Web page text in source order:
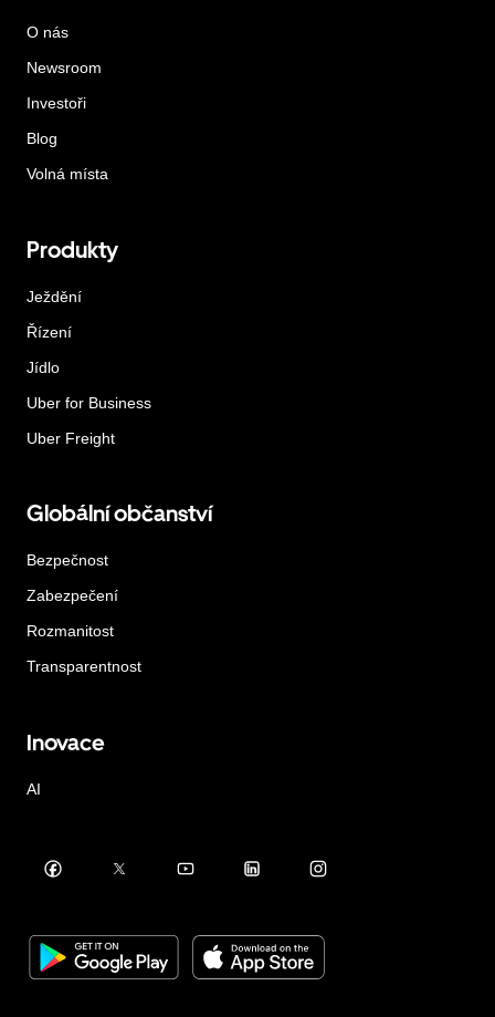
O nás
Newsroom
Investoři
Blog
Volná místa
Produkty
Ježdění
Řízení
Jídlo
Uber for Business
Uber Freight
Globální občanství
Bezpečnost
Zabezpečení
Rozmanitost
Transparentnost
Inovace
AI